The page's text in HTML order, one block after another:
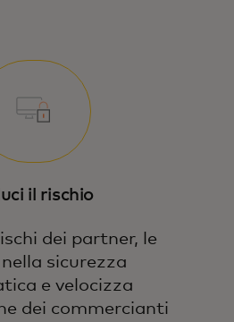
il rischio
dei partner, le
nella sicurezza
e velocizza
dei commercianti